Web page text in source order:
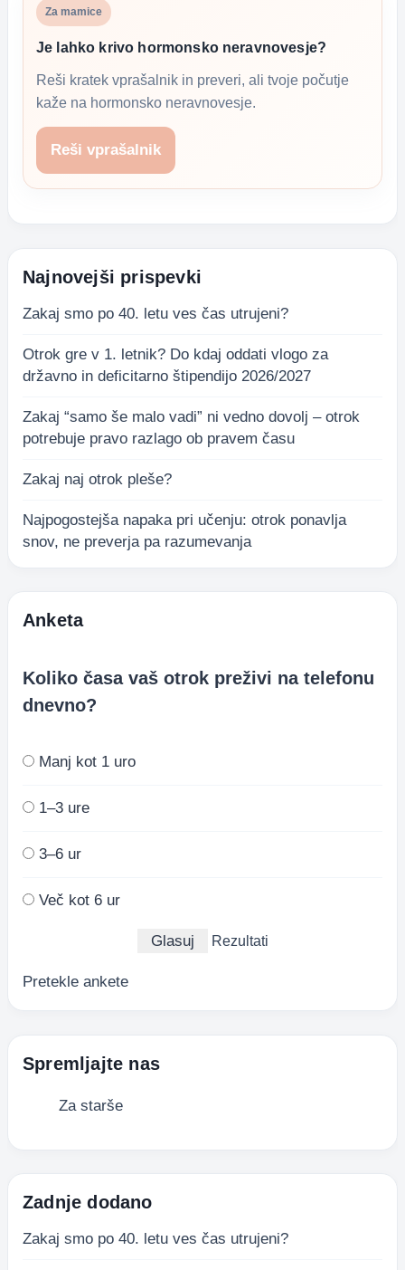
Za mamice
Je lahko krivo hormonsko neravnovesje?
Reši kratek vprašalnik in preveri, ali tvoje počutje
kaže na hormonsko neravnovesje.
Reši vprašalnik
Najnovejši prispevki
Zakaj smo po 40. letu ves čas utrujeni?
Otrok gre v 1. letnik? Do kdaj oddati vlogo za
državno in deficitarno štipendijo 2026/2027
Zakaj “samo še malo vadi” ni vedno dovolj – otrok
potrebuje pravo razlago ob pravem času
Zakaj naj otrok pleše?
Najpogostejša napaka pri učenju: otrok ponavlja
snov, ne preverja pa razumevanja
Anketa
Koliko časa vaš otrok preživi na telefonu
dnevno?
Manj kot 1 uro
1–3 ure
3–6 ur
Več kot 6 ur
Rezultati
Pretekle ankete
Spremljajte nas
Za starše
Zadnje dodano
Zakaj smo po 40. letu ves čas utrujeni?